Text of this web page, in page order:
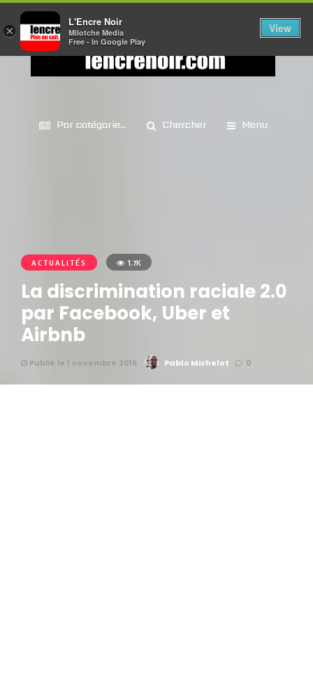
Par catégorie... Chercher Menu
ACTUALITÉS 1.7K
La discrimination raciale 2.0
par Facebook, Uber et
Airbnb
Publié le 1 novembre 2016 Pablo Michelot 0
×
L'Encre Noir
Milotche Media
Free - In Google Play
View